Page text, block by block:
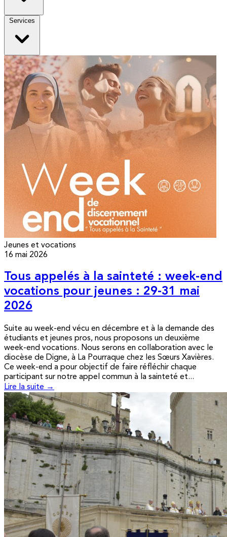
Services
Jeunes et vocations
16 mai 2026
Tous appelés à la sainteté : week-end
vocations pour jeunes : 29-31 mai
2026
Suite au week-end vécu en décembre et à la demande des
étudiants et jeunes pros, nous proposons un deuxième
week-end vocations. Nous serons en collaboration avec le
diocèse de Digne, à La Pourraque chez les Sœurs Xavières.
Ce week-end a pour objectif de faire réfléchir chaque
participant sur notre appel commun à la sainteté et...
Lire la suite →